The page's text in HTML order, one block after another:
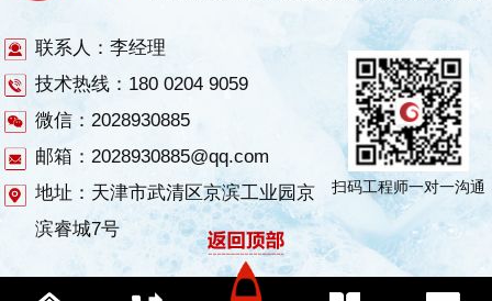
联系人：李经理
技术热线：180 0204 9059
微信：2028930885
邮箱：2028930885@qq.com
地址：天津市武清区京滨工业园京
滨睿城7号
扫码工程师一对一沟通